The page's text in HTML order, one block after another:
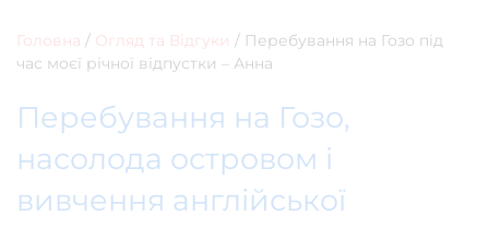
Головна / Огляд та Відгуки / Перебування на Гозо під
час моєї річної відпустки – Анна
Перебування на Гозо,
насолода островом і
вивчення англійської